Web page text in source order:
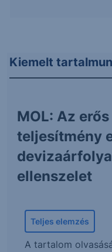
Kiemelt
MOL: Az
teljesítmény
ellenszelet
Teljes elemzés
A tartalom